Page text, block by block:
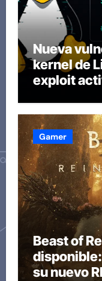
Nueva
kernel de
exploit
Gamer
Beast of
su nuevo